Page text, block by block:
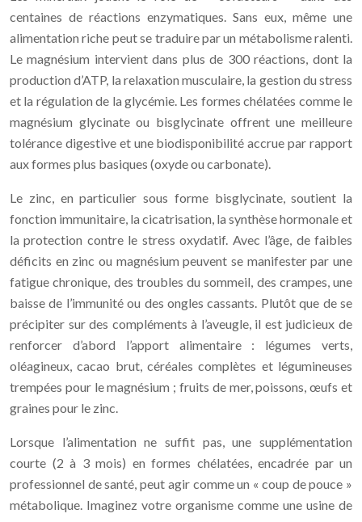
centaines de réactions enzymatiques. Sans eux, même une
alimentation riche peut se traduire par un métabolisme ralenti.
Le magnésium intervient dans plus de 300 réactions, dont la
production d’ATP, la relaxation musculaire, la gestion du stress
et la régulation de la glycémie. Les formes chélatées comme le
magnésium glycinate ou bisglycinate offrent une meilleure
tolérance digestive et une biodisponibilité accrue par rapport
aux formes plus basiques (oxyde ou carbonate).
Le zinc, en particulier sous forme bisglycinate, soutient la
fonction immunitaire, la cicatrisation, la synthèse hormonale et
la protection contre le stress oxydatif. Avec l’âge, de faibles
déficits en zinc ou magnésium peuvent se manifester par une
fatigue chronique, des troubles du sommeil, des crampes, une
baisse de l’immunité ou des ongles cassants. Plutôt que de se
précipiter sur des compléments à l’aveugle, il est judicieux de
renforcer d’abord l’apport alimentaire : légumes verts,
oléagineux, cacao brut, céréales complètes et légumineuses
trempées pour le magnésium ; fruits de mer, poissons, œufs et
graines pour le zinc.
Lorsque l’alimentation ne suffit pas, une supplémentation
courte (2 à 3 mois) en formes chélatées, encadrée par un
professionnel de santé, peut agir comme un « coup de pouce »
métabolique. Imaginez votre organisme comme une usine de